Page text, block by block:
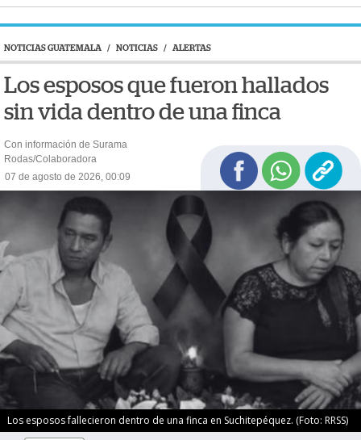
NOTICIAS GUATEMALA / NOTICIAS / ALERTAS
Los esposos que fueron hallados
sin vida dentro de una finca
Con información de Surama
Rodas/Colaboradora
07 de agosto de 2026, 00:09
Los esposos fallecieron dentro de una finca en Suchitepéquez. (Foto: RRSS)